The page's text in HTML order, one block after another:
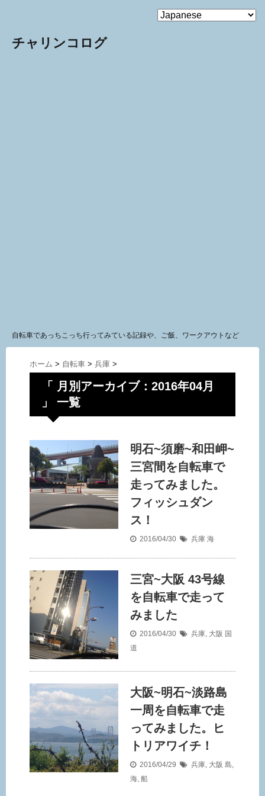
MENU
チャリンコログ
自転車であっちこっち行ってみている記録や、ご飯、ワークアウトなど
ホーム > 自転車 > 兵庫 >
「 月別アーカイブ：2016年04月
」 一覧
明石~須磨~和田岬~
三宮間を自転車で
走ってみました。
フィッシュダン
ス！
2016/04/30 兵庫 海
三宮~大阪 43号線
を自転車で走って
みました
2016/04/30 兵庫, 大阪 国
道
大阪~明石~淡路島
一周を自転車で走
ってみました。ヒ
トリアワイチ！
2016/04/29 兵庫, 大阪 島,
海, 船